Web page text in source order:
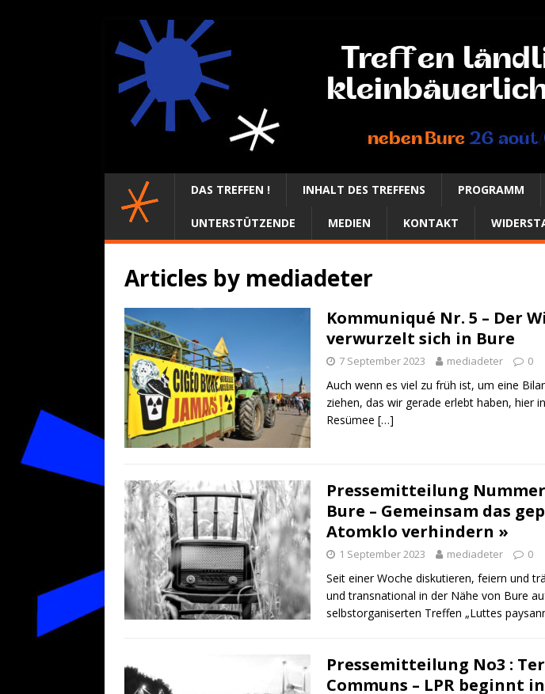
DAS TREFFEN ! INHALT DES TREFFENS PROGRAMM
UNTERSTÜTZENDE MEDIEN KONTAKT
Articles by mediadeter
Kommuniqué Nr. 5 – Der
verwurzelt sich in Bure
7 September 2023 mediadeter 0
Auch wenn es viel zu früh ist, um eine
ziehen, das wir gerade erlebt haben, hier
Resümee […]
Pressemitteilung
Bure – Gemeinsam das
Atomklo verhindern »
1 September 2023 mediadeter 0
Seit einer Woche diskutieren, feiern und
und transnational in der Nähe von Bure
selbstorganiserten Treffen „Luttes
Pressemitteilung No3 :
Communs – LPR beginnt